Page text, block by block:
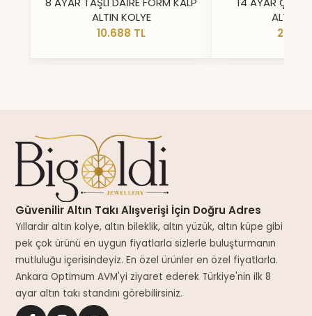
ALTIN KOLYE
10.688 TL
ALTIN
Güvenilir Altın Takı Alışverişi İçin Doğru Adres
Yıllardır altın kolye, altın bileklik, altın yüzük, altın küpe gibi
pek çok ürünü en uygun fiyatlarla sizlerle buluşturmanın
mutluluğu içerisindeyiz. En özel ürünler en özel fiyatlarla.
Ankara Optimum AVM'yi ziyaret ederek Türkiye'nin ilk 8
ayar altın takı standını görebilirsiniz.